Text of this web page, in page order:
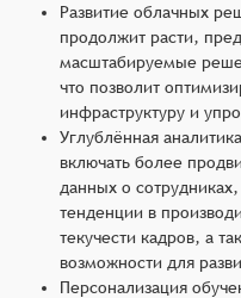
Развитие облачных
продолжит расти,
масштабируемые
что позволит
инфраструктуру и
Углублённая
включать более
данных о
тенденции в
текучести кадров, а
возможности для
Персонализация